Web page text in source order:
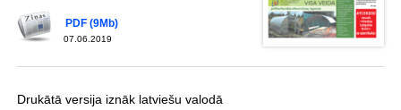
07.06.2019
PDF (9Mb)
Drukātā versija iznāk latviešu valodā